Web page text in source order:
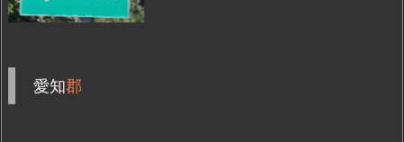
愛知郡